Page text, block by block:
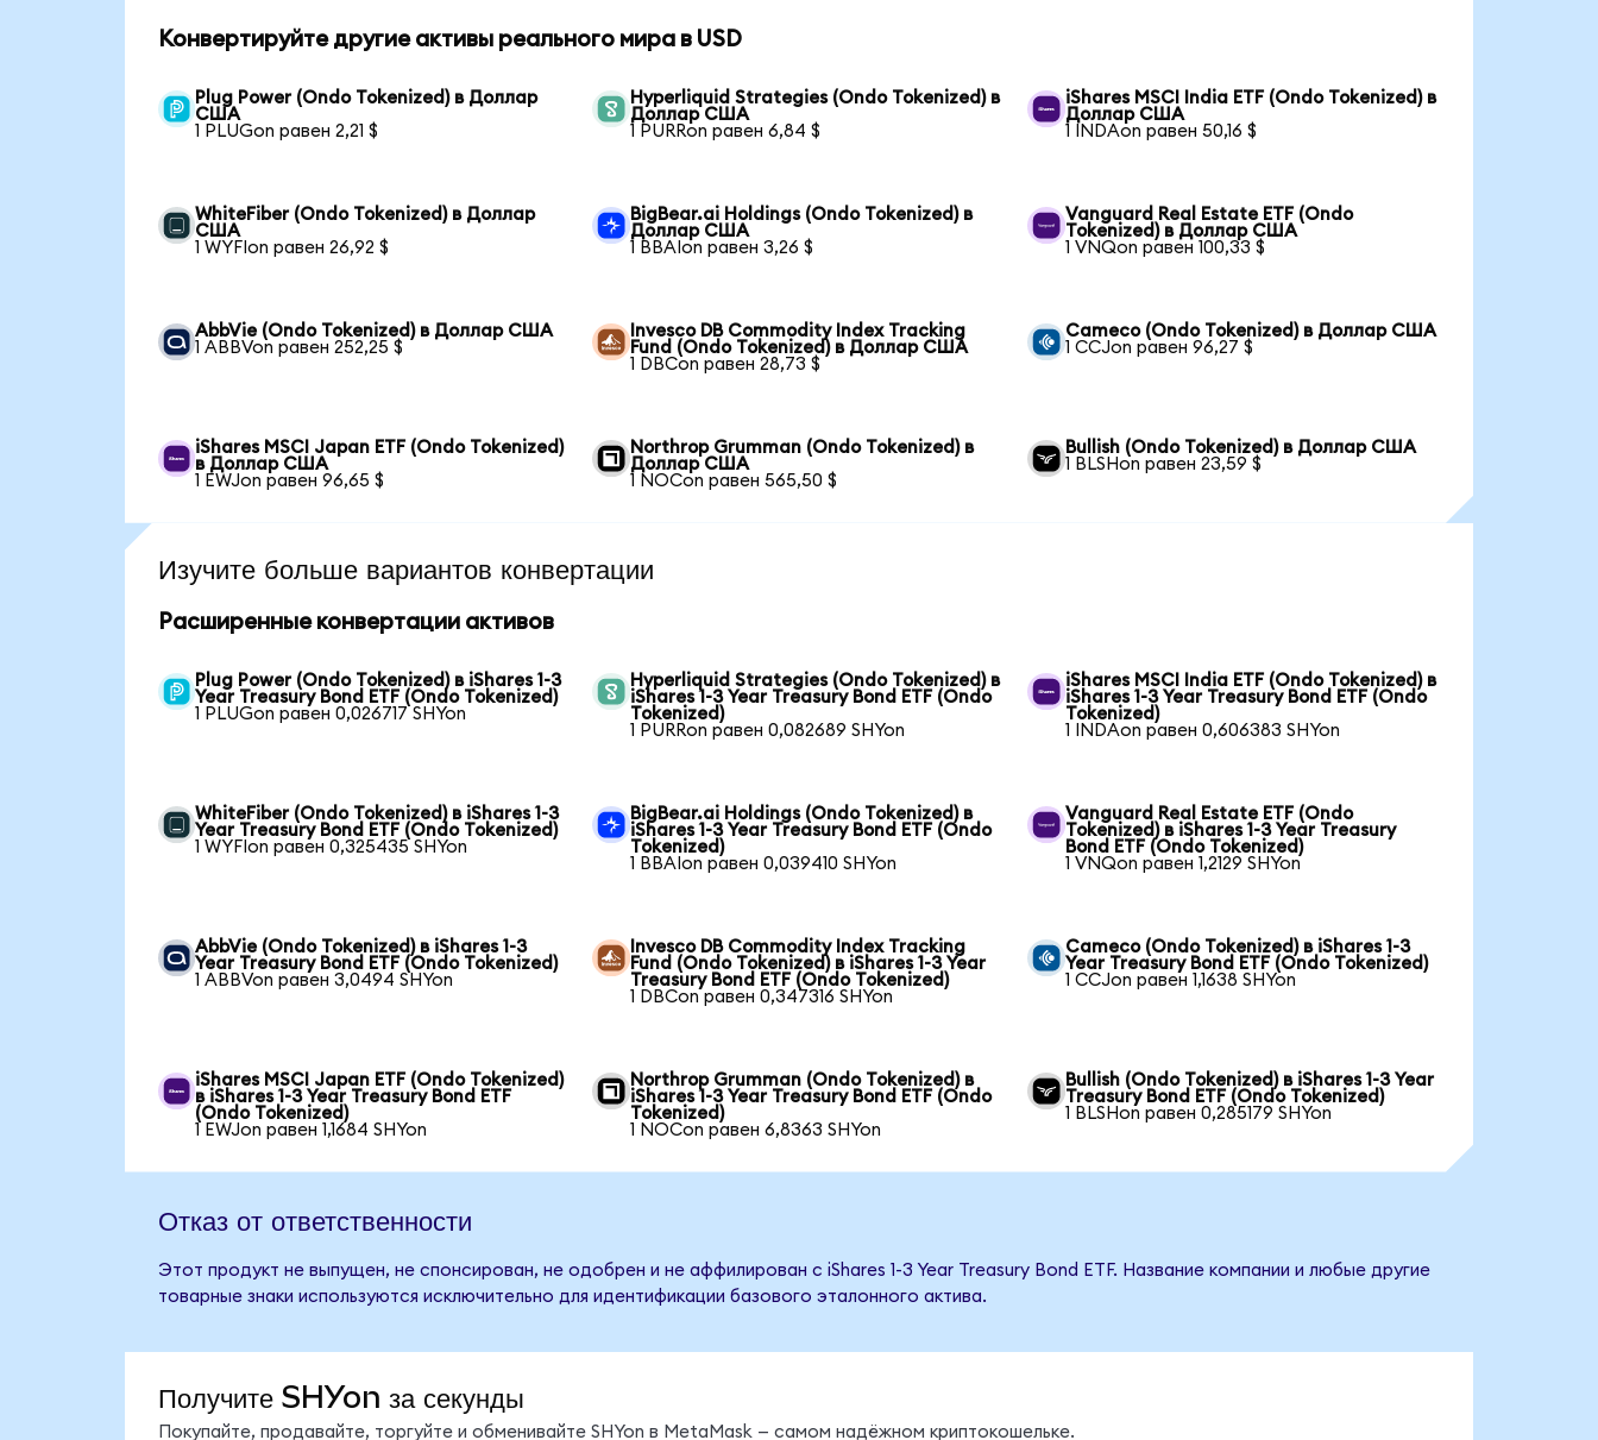
Конвертируйте другие активы реального мира в USD
Plug Power (Ondo Tokenized) в Доллар
США
1 PLUGon равен 2,21 $
Hyperliquid Strategies (Ondo Tokenized) в
Доллар США
1 PURRon равен 6,84 $
iShares MSCI India ETF (Ondo Tokenized) в
Доллар США
1 INDAon равен 50,16 $
WhiteFiber (Ondo Tokenized) в Доллар
США
1 WYFIon равен 26,92 $
BigBear.ai Holdings (Ondo Tokenized) в
Доллар США
1 BBAIon равен 3,26 $
Vanguard Real Estate ETF (Ondo
Tokenized) в Доллар США
1 VNQon равен 100,33 $
AbbVie (Ondo Tokenized) в Доллар США
1 ABBVon равен 252,25 $
Invesco DB Commodity Index Tracking
Fund (Ondo Tokenized) в Доллар США
1 DBCon равен 28,73 $
Cameco (Ondo Tokenized) в Доллар США
1 CCJon равен 96,27 $
iShares MSCI Japan ETF (Ondo Tokenized)
в Доллар США
1 EWJon равен 96,65 $
Northrop Grumman (Ondo Tokenized) в
Доллар США
1 NOCon равен 565,50 $
Bullish (Ondo Tokenized) в Доллар США
1 BLSHon равен 23,59 $
Изучите больше вариантов конвертации
Расширенные конвертации активов
Plug Power (Ondo Tokenized) в iShares 1-3
Year Treasury Bond ETF (Ondo Tokenized)
1 PLUGon равен 0,026717 SHYon
Hyperliquid Strategies (Ondo Tokenized) в
iShares 1-3 Year Treasury Bond ETF (Ondo
Tokenized)
1 PURRon равен 0,082689 SHYon
iShares MSCI India ETF (Ondo Tokenized) в
iShares 1-3 Year Treasury Bond ETF (Ondo
Tokenized)
1 INDAon равен 0,606383 SHYon
WhiteFiber (Ondo Tokenized) в iShares 1-3
Year Treasury Bond ETF (Ondo Tokenized)
1 WYFIon равен 0,325435 SHYon
BigBear.ai Holdings (Ondo Tokenized) в
iShares 1-3 Year Treasury Bond ETF (Ondo
Tokenized)
1 BBAIon равен 0,039410 SHYon
Vanguard Real Estate ETF (Ondo
Tokenized) в iShares 1-3 Year Treasury
Bond ETF (Ondo Tokenized)
1 VNQon равен 1,2129 SHYon
AbbVie (Ondo Tokenized) в iShares 1-3
Year Treasury Bond ETF (Ondo Tokenized)
1 ABBVon равен 3,0494 SHYon
Invesco DB Commodity Index Tracking
Fund (Ondo Tokenized) в iShares 1-3 Year
Treasury Bond ETF (Ondo Tokenized)
1 DBCon равен 0,347316 SHYon
Cameco (Ondo Tokenized) в iShares 1-3
Year Treasury Bond ETF (Ondo Tokenized)
1 CCJon равен 1,1638 SHYon
iShares MSCI Japan ETF (Ondo Tokenized)
в iShares 1-3 Year Treasury Bond ETF
(Ondo Tokenized)
1 EWJon равен 1,1684 SHYon
Northrop Grumman (Ondo Tokenized) в
iShares 1-3 Year Treasury Bond ETF (Ondo
Tokenized)
1 NOCon равен 6,8363 SHYon
Bullish (Ondo Tokenized) в iShares 1-3 Year
Treasury Bond ETF (Ondo Tokenized)
1 BLSHon равен 0,285179 SHYon
Отказ от ответственности
Этот продукт не выпущен, не спонсирован, не одобрен и не аффилирован с iShares 1-3 Year Treasury Bond ETF. Название компании и любые другие
товарные знаки используются исключительно для идентификации базового эталонного актива.
Получите SHYon за секунды
Покупайте, продавайте, торгуйте и обменивайте SHYon в MetaMask — самом надёжном криптокошельке.